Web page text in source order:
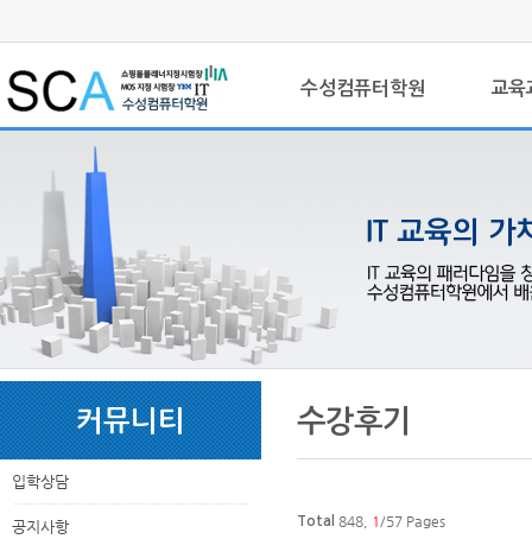
바
로
용
으
크인
메
수성컴퓨터학원 교육
본
문
내
용
하
위
메
뉴
커뮤니티
입학상담
공지사항
링
크
본
문
수강후기
Total 848, 1/57 Pages